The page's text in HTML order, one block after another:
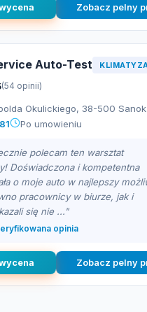
Zobacz pelny
Auto-Test
(54 opinii)
Okulickiego, 38-500 Sanok
Po umowieniu
polecam ten warsztat
Doświadczona i kompetentna
o moje auto w najlepszy
pracownicy w biurze, jak i
się nie ..."
opinia
Zobacz pelny